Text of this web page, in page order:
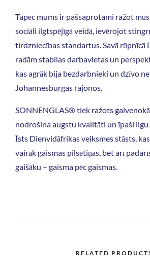
Tāpēc mums ir pašsaprotami ražot
sociāli ilgtspējīgā veidā, ievērojot
tirdzniecības standartus. Savā rūpnīcā
radām stabilas darbavietas un
kas agrāk bija bezdarbnieki un dzīvo
Johannesburgas rajonos.
SONNENGLAS® tiek ražots
nodrošina augstu kvalitāti un īpaši
Īsts Dienvidāfrikas veiksmes stāsts,
vairāk gaismas pilsētiņās, bet arī
gaišāku – gaisma pēc gaismas.
RELATED